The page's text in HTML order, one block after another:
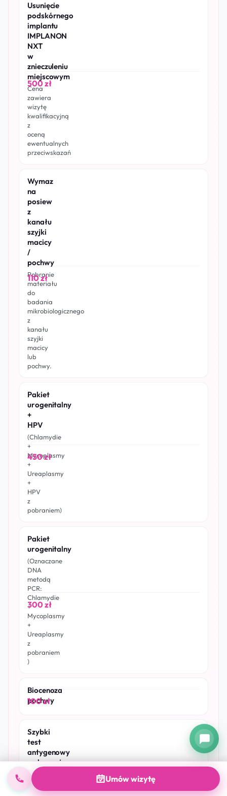
Usunięcie
podskórnego
implantu
IMPLANON
NXT
w
znieczuleniu
miejscowym
Cena
zawiera
wizytę
kwalifikacyjną
z
oceną
ewentualnych
przeciwskazań
500 zł
Wymaz
na
posiew
z
kanału
szyjki
macicy
/
pochwy
Pobranie
materiału
do
badania
mikrobiologicznego
z
kanału
szyjki
macicy
lub
pochwy.
110 zł
Pakiet
urogenitalny
+
HPV
(Chlamydie
+
Mycoplasmy
+
Ureaplasmy
+
HPV
z
pobraniem)
450 zł
Pakiet
urogenitalny
(Oznaczane
DNA
metodą
PCR:
Chlamydie
+
Mycoplasmy
+
Ureaplasmy
z
pobraniem
)
300 zł
Biocenoza
pochwy
100 zł
Szybki
test
antygenowy
wykrywający
choroby
przenoszone
drogą
Umów wizytę